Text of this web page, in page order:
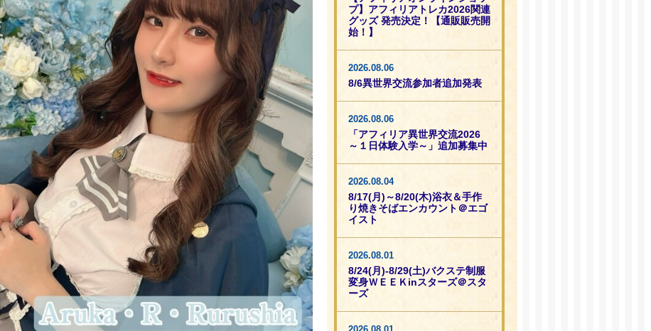
プ】アフィリアトレカ2026関連
グッズ 発売決定！【通販販売開
始！】
2026.08.06
8/6異世界交流参加者追加発表
2026.08.06
「アフィリア異世界交流2026
～１日体験入学～」追加募集中
2026.08.04
8/17(月)～8/20(木)浴衣＆手作
り焼きそばエンカウント＠エゴ
イスト
2026.08.01
8/24(月)-8/29(土)バクステ制服
変身ＷＥＥＫinスターズ＠スタ
ーズ